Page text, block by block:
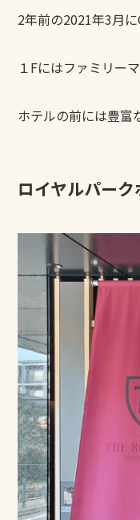
2年前の2021年3月
１Fにはファミリー
ホテルの前には豊富
ロイヤルパー